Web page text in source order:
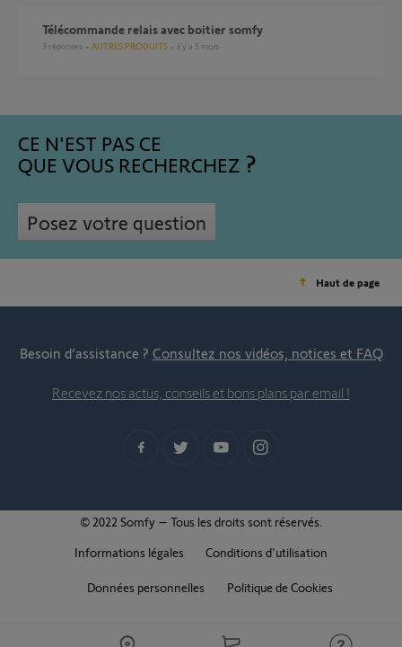
télécommande relais avec boitier somfy
3 réponses AUTRES PRODUITS il y a 5 mois
CE N'EST PAS CE
QUE VOUS RECHERCHEZ
Posez votre question
Haut de page
Besoin d’assistance ? Consultez nos vidéos, notices et FAQ
Recevez nos actus, conseils et bons plans par email !
© 2022 Somfy – Tous les droits sont réservés.
Informations légales
Conditions d'utilisation
Données personnelles Politique de Cookies